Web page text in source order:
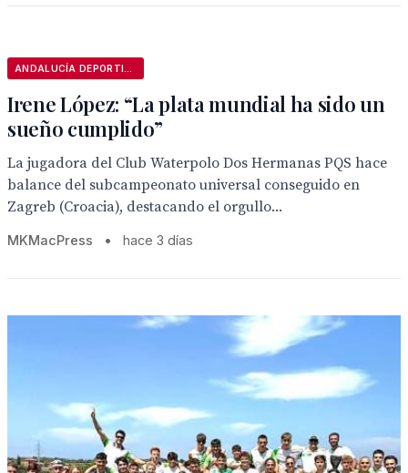
Irene López: “La plata mundial ha sido un
sueño cumplido”
La jugadora del Club Waterpolo Dos Hermanas PQS hace
balance del subcampeonato universal conseguido en
Zagreb (Croacia), destacando el orgullo...
MKMacPress • hace 3 días